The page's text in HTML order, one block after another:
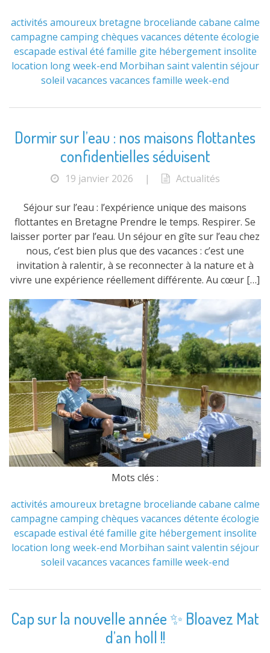
activités amoureux bretagne broceliande cabane calme
campagne campingchèques vacances détente écologie
escapade estival été famille gite hébergement insolite
location long week-end Morbihan saint valentin séjour
soleil vacances vacances famille week-end
Dormir sur l’eau : nos maisons flottantes
confidentielles séduisent
19 janvier 2026 | Actualités
Séjour sur l’eau : l’expérience unique des maisons
flottantes en Bretagne Prendre le temps. Respirer. Se
laisser porter par l’eau. Un séjour en gîte sur l’eau chez
nous, c’est bien plus que des vacances : c’est une
invitation à ralentir, à se reconnecter à la nature et à
vivre une expérience réellement différente. Au cœur […]
Mots clés :
activités amoureux bretagne broceliande cabane calme
campagne campingchèques vacances détente écologie
escapade estival été famille gite hébergement insolite
location long week-end Morbihan saint valentin séjour
soleil vacances vacances famille week-end
Cap sur la nouvelle année ✨ Bloavez Mat
d’an holl !!